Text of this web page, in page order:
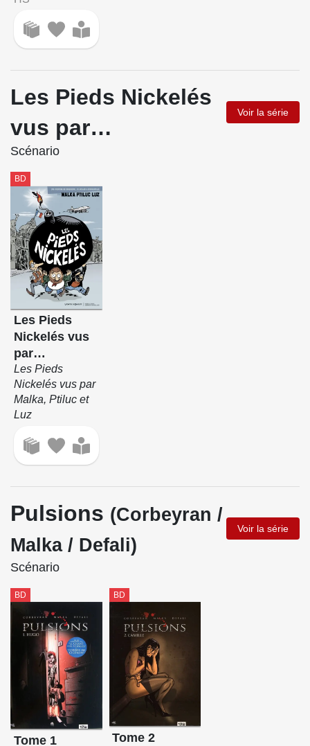
Les Pieds Nickelés
vus par…
Voir la série
Scénario
BD
Les Pieds
Nickelés vus
par…
Les Pieds
Nickelés vus par
Malka, Ptiluc et
Luz
Pulsions (Corbeyran /
Malka / Defali)
Voir la série
Scénario
BD
Tome 1
BD
Tome 2